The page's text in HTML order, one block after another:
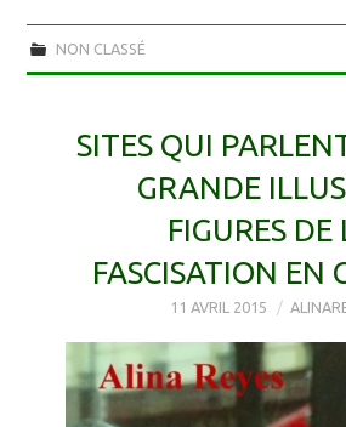
NON CLASSÉ
SITES QUI
GRANDE
FIGURES DE
FASCISATION EN
11 AVRIL 2015